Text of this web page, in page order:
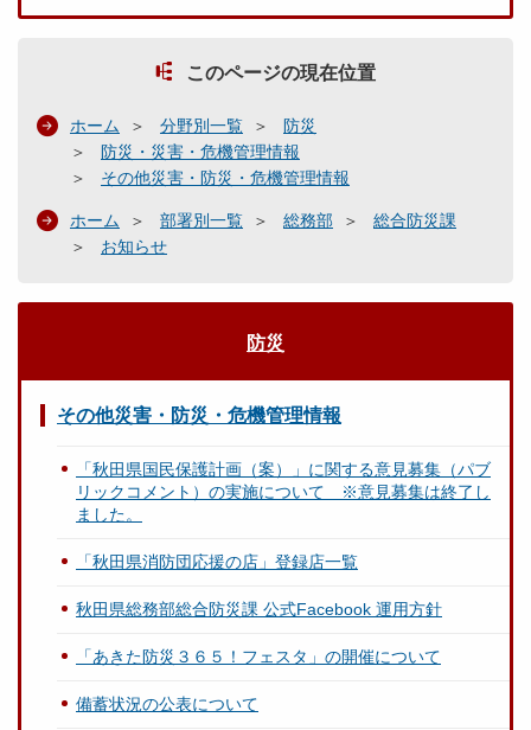
このページの現在位置
ホーム 分野別一覧
防災
防災・災害・危機管理情報
その他災害・防災・危機管理情報
ホーム 部署別一覧 総務部
総合防災課
お知らせ
防災
その他災害・防災・危機管理情報
「秋田県国民保護計画（案）」に関する意見募集（パブ
リックコメント）の実施について ※意見募集は終了し
ました。
「秋田県消防団応援の店」登録店一覧
秋田県総務部総合防災課 公式Facebook 運用方針
「あきた防災３６５！フェスタ」の開催について
備蓄状況の公表について